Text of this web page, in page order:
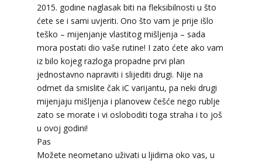
2015. godine naglasak biti na fleksibilnosti u što
ćete se i sami uvjeriti. Ono što vam je prije išlo
teško – mijenjanje vlastitog mišljenja – sada
mora postati dio vaše rutine! I zato ćete ako vam
iz bilo kojeg razloga propadne prvi plan
jednostavno napraviti i slijediti drugi. Nije na
odmet da smislite čak iC varijantu, pa neki drugi
mijenjaju mišljenja i planovew češće nego rublje
zato se morate i vi osloboditi toga straha i to još
u ovoj godini!
Pas
Možete neometano uživati u ljidima oko vas, u